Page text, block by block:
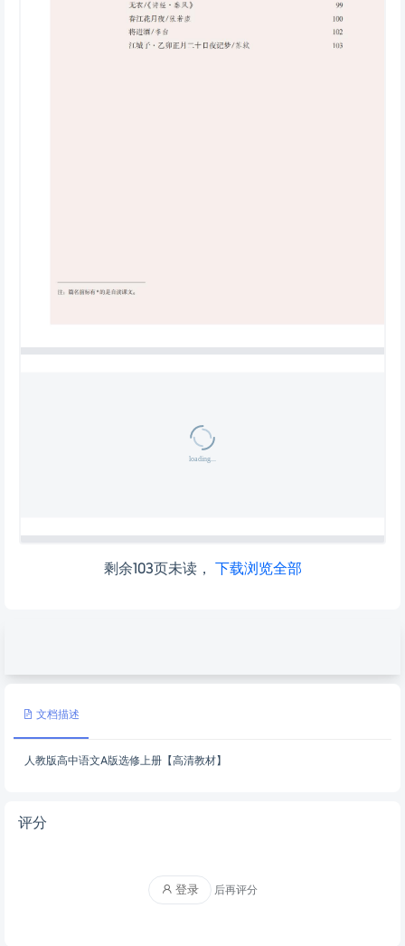
剩余103页未读， 下载浏览全部
文档描述
人教版高中语文A版选修上册【高清教材】
评分
登录 后再评分